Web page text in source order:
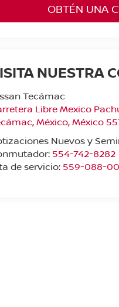
OBTÉN UNA
NUESTRA
Tecámac
Libre Mexico
,México, México
Nuevos y
554-742-8282
de servicio: 559-088-